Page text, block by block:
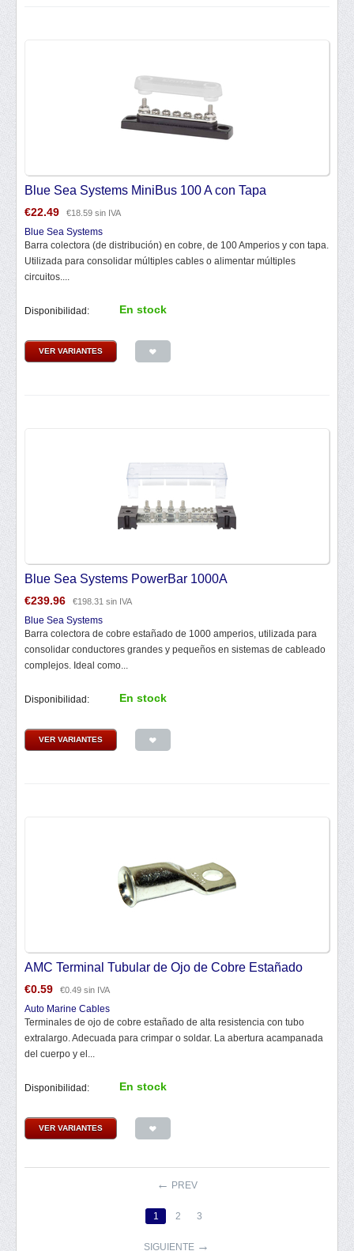
Blue Sea Systems MiniBus 100 A con Tapa
€22.49 €18.59 sin IVA
Blue Sea Systems
Barra colectora (de distribución) en cobre, de 100 Amperios y con tapa.
Utilizada para consolidar múltiples cables o alimentar múltiples
circuitos....
Disponibilidad: En stock
VER VARIANTES
Blue Sea Systems PowerBar 1000A
€239.96 €198.31 sin IVA
Blue Sea Systems
Barra colectora de cobre estañado de 1000 amperios, utilizada para
consolidar conductores grandes y pequeños en sistemas de cableado
complejos. Ideal como...
Disponibilidad: En stock
VER VARIANTES
AMC Terminal Tubular de Ojo de Cobre Estañado
€0.59 €0.49 sin IVA
Auto Marine Cables
Terminales de ojo de cobre estañado de alta resistencia con tubo
extralargo. Adecuada para crimpar o soldar. La abertura acampanada
del cuerpo y el...
Disponibilidad: En stock
VER VARIANTES
PREV
1 2 3
SIGUIENTE